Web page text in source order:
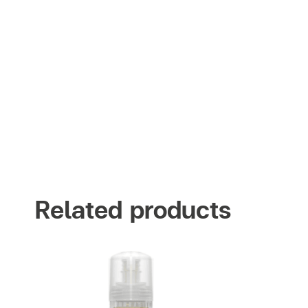
Related products